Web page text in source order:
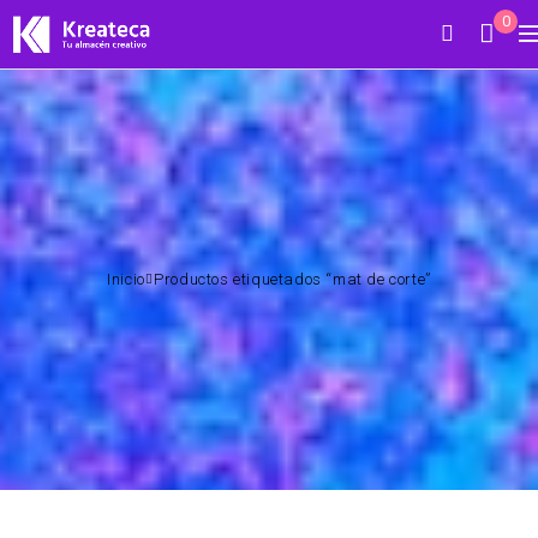
0
Inicio Productos etiquetados “mat de corte”